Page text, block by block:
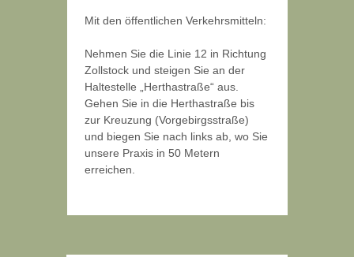
Mit den öffentlichen Verkehrsmitteln:
​Nehmen Sie die Linie 12 in Richtung
Zollstock und steigen Sie an der
Haltestelle „Herthastraße“ aus.
Gehen Sie in die Herthastraße bis
zur Kreuzung (Vorgebirgsstraße)
und biegen Sie nach links ab, wo Sie
unsere Praxis in 50 Metern
erreichen.